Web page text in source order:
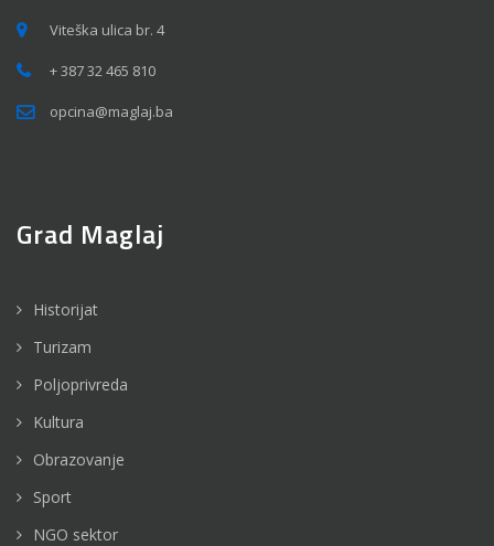
Viteška ulica br. 4
+ 387 32 465 810
opcina@maglaj.ba
Grad Maglaj
Historijat
Turizam
Poljoprivreda
Kultura
Obrazovanje
Sport
NGO sektor